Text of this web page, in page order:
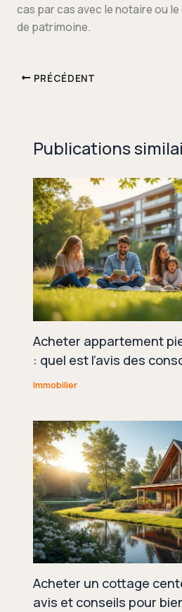
cas par cas avec le notaire ou
de patrimoine.
PRÉCÉDENT
Publications
Acheter appartement
: quel est l’avis des
Immobilier
Acheter un cottage
avis et conseils pour